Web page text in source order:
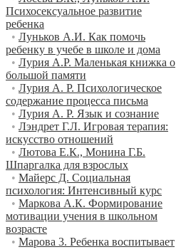
Психосексуальное развитие
ребенка
• Луньков А.И. Как помочь
ребенку в учебе в школе и дома
• Лурия A.P. Маленькая книжка о
большой памяти
• Лурия А. Р. Психологическое
содержание процесса письма
• Лурия А. Р. Язык и сознание
• Лэндрет Г.Л. Игровая терапия:
искусство отношений
• Лютова Е.К., Монина Г.Б.
Шпаргалка для взрослых
• Майерс Д. Социальная
психология: Интенсивный курс
• Маркова А.К. Формирование
мотивации учения в школьном
возрасте
• Марова 3. Ребенка воспитывает